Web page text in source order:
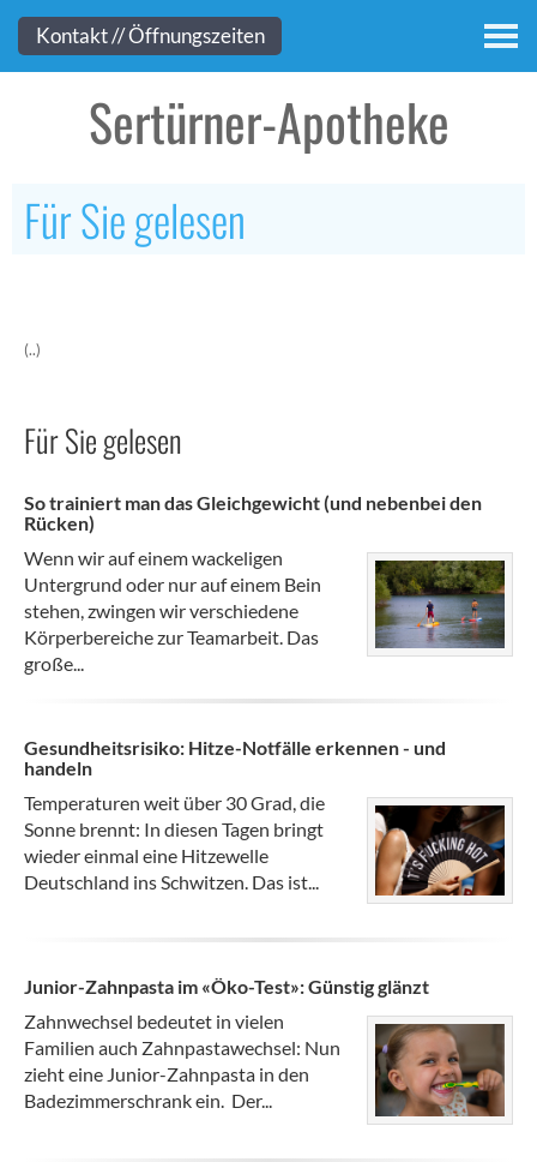
Kontakt
Sertürner-Apotheke
Für Sie gelesen
(..)
Für Sie gelesen
So trainiert man das Gleichgewicht (und nebenbei den
Rücken)
Wenn wir auf einem wackeligen
Untergrund oder nur auf einem Bein
stehen, zwingen wir verschiedene
Körperbereiche zur Teamarbeit. Das
große...
Gesundheitsrisiko: Hitze-Notfälle erkennen - und
handeln
Temperaturen weit über 30 Grad, die
Sonne brennt: In diesen Tagen bringt
wieder einmal eine Hitzewelle
Deutschland ins Schwitzen. Das ist...
Junior-Zahnpasta im «Öko-Test»: Günstig glänzt
Zahnwechsel bedeutet in vielen
Familien auch Zahnpastawechsel: Nun
zieht eine Junior-Zahnpasta in den
Badezimmerschrank ein. Der...
Kontakt // Öffnungszeiten